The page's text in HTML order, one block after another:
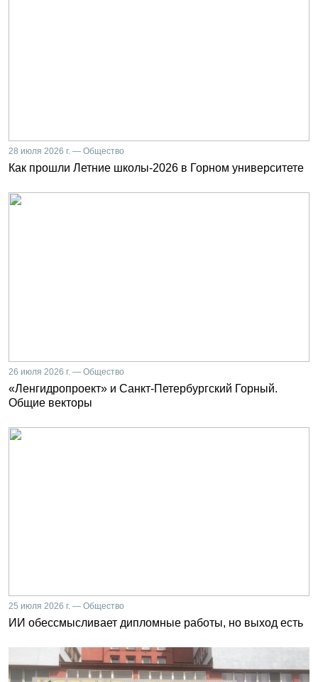
28 июля 2026 г. — Общество
Как прошли Летние школы-2026 в Горном университете
26 июля 2026 г. — Общество
«Ленгидропроект» и Санкт-Петербургский Горный.
Общие векторы
25 июля 2026 г. — Общество
ИИ обессмысливает дипломные работы, но выход есть